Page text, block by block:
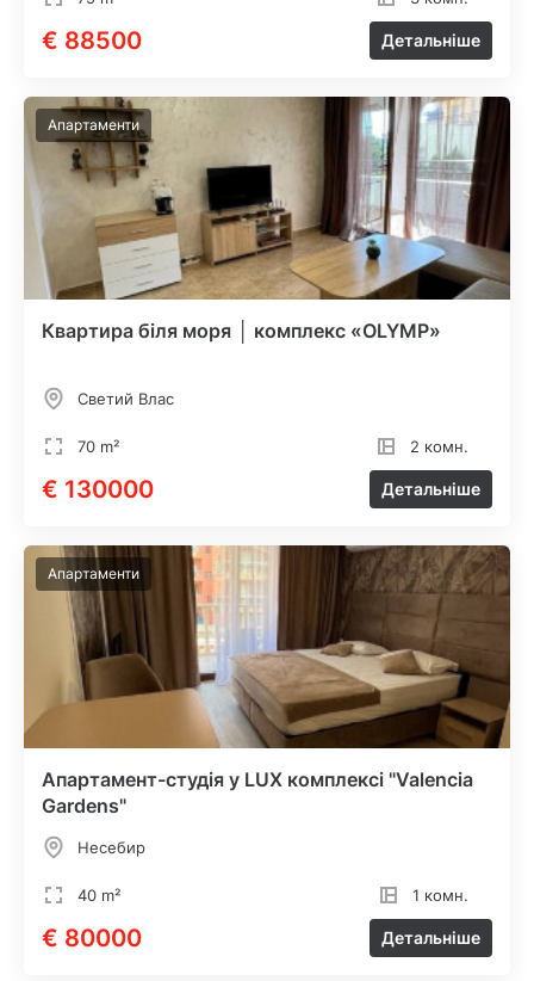
€ 88500 Детальніше
Апартаменти
Квартира біля моря │ комплекс «OLYMP»
Светий Влас
70 m² 2 комн.
€ 130000 Детальніше
Апартаменти
Апартамент-студія у LUX комплексі "Valencia
Gardens"
Несебир
40 m² 1 комн.
€ 80000 Детальніше